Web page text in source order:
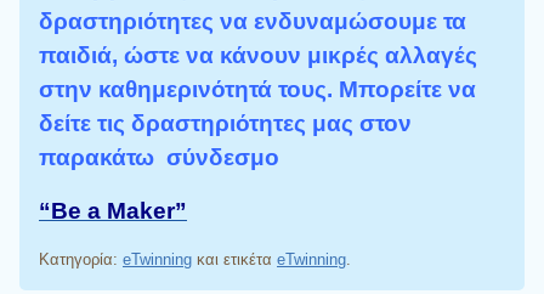
δραστηριότητες να ενδυναμώσουμε τα
παιδιά, ώστε να κάνουν μικρές αλλαγές
στην καθημερινότητά τους. Μπορείτε να
δείτε τις δραστηριότητες μας στον
παρακάτω σύνδεσμο
“Be a Maker”
Κατηγορία: eTwinning και ετικέτα eTwinning.